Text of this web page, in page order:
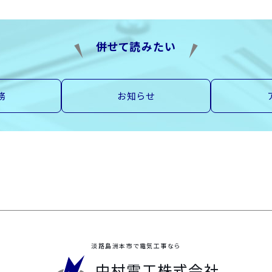
併せて読みたい
お知らせ
淡路島洲本市で電気工事なら